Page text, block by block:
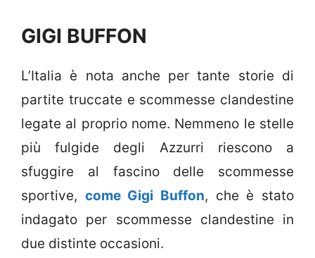
GIGI BUFFON
L’Italia è nota anche per tante storie di
partite truccate e scommesse clandestine
legate al proprio nome. Nemmeno le stelle
più fulgide degli Azzurri riescono a
sfuggire al fascino delle scommesse
sportive, come Gigi Buffon, che è stato
indagato per scommesse clandestine in
due distinte occasioni.